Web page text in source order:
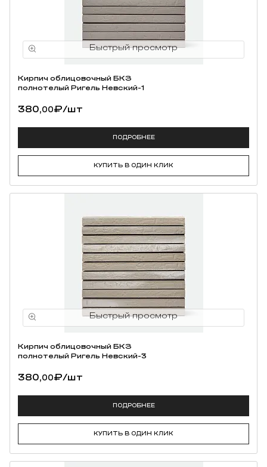
Кирпич облицовочный БКЗ
полнотелый Ригель Невский-1
380,00₽/шт
ПОДРОБНЕЕ
КУПИТЬ В ОДИН КЛИК
Кирпич облицовочный БКЗ
полнотелый Ригель Невский-3
380,00₽/шт
ПОДРОБНЕЕ
КУПИТЬ В ОДИН КЛИК